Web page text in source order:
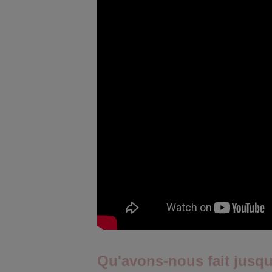
Qu'avons-nous fait